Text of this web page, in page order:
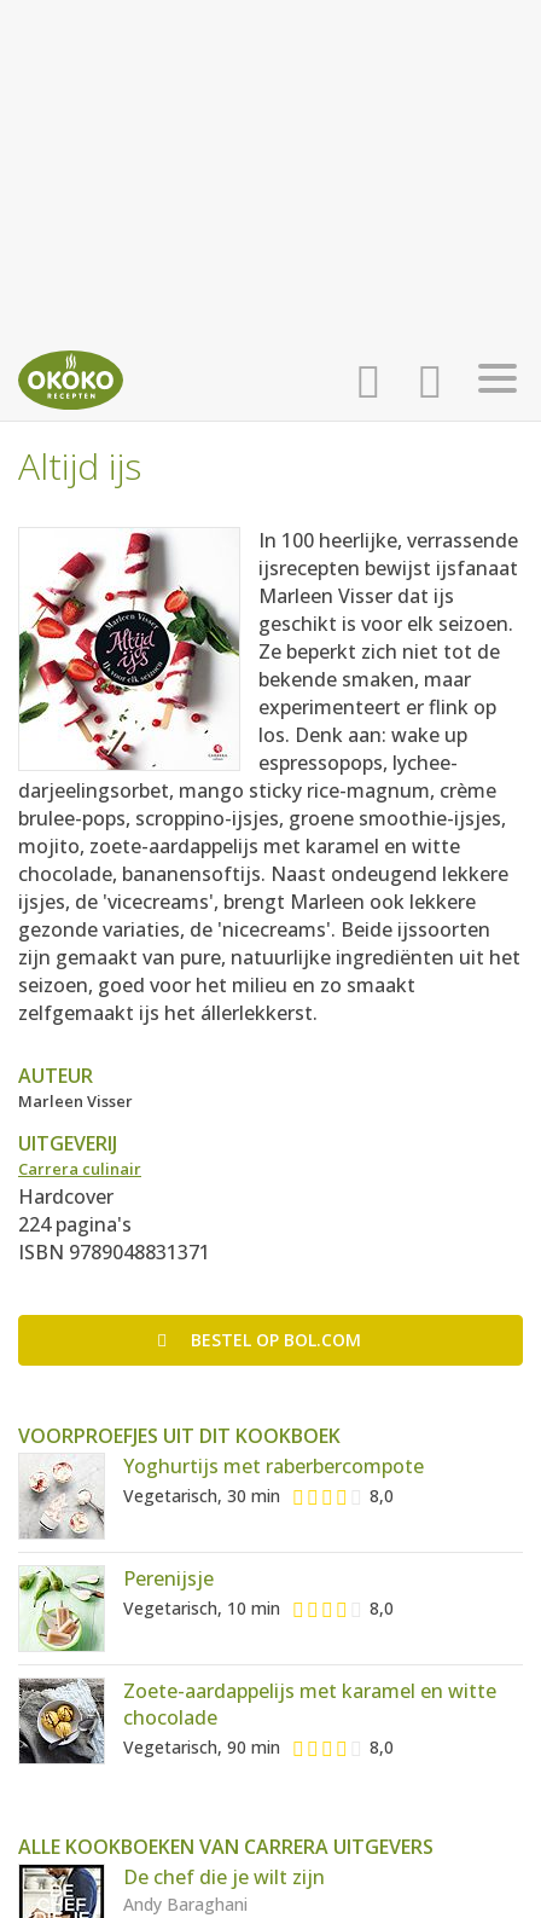
AANMELDEN
RECEPTEN
WEEKMENU'S
KOOKBOEKEN
Altijd ijs
In 100 heerlijke, verrassende
ijsrecepten bewijst ijsfanaat
Marleen Visser dat ijs
geschikt is voor elk seizoen.
Ze beperkt zich niet tot de
bekende smaken, maar
experimenteert er flink op
los. Denk aan: wake up
espressopops, lychee-
darjeelingsorbet, mango sticky rice-magnum, crème
brulee-pops, scroppino-ijsjes, groene smoothie-ijsjes,
mojito, zoete-aardappelijs met karamel en witte
chocolade, bananensoftijs. Naast ondeugend lekkere
ijsjes, de 'vicecreams', brengt Marleen ook lekkere
gezonde variaties, de 'nicecreams'. Beide ijssoorten
zijn gemaakt van pure, natuurlijke ingrediënten uit het
seizoen, goed voor het milieu en zo smaakt
zelfgemaakt ijs het állerlekkerst.
AUTEUR
Marleen Visser
UITGEVERIJ
Carrera culinair
Hardcover
224 pagina's
ISBN 9789048831371
BESTEL OP BOL.COM
VOORPROEFJES UIT DIT KOOKBOEK
Yoghurtijs met raberbercompote
Vegetarisch, 30 min 8,0
Perenijsje
Vegetarisch, 10 min 8,0
Zoete-aardappelijs met karamel en witte
chocolade
Vegetarisch, 90 min 8,0
ALLE KOOKBOEKEN VAN CARRERA UITGEVERS
De chef die je wilt zijn
Andy Baraghani